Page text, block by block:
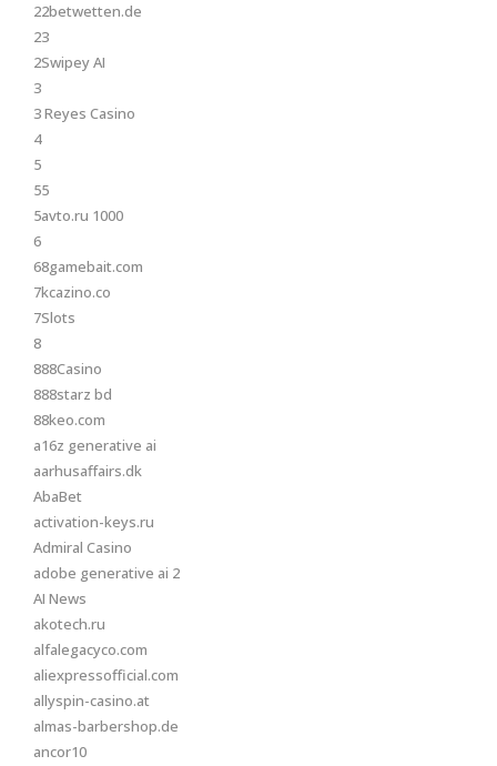
22betwetten.de
23
2Swipey AI
3
3 Reyes Casino
4
5
55
5avto.ru 1000
6
68gamebait.com
7kcazino.co
7Slots
8
888Casino
888starz bd
88keo.com
a16z generative ai
aarhusaffairs.dk
AbaBet
activation-keys.ru
Admiral Casino
adobe generative ai 2
AI News
akotech.ru
alfalegacyco.com
aliexpressofficial.com
allyspin-casino.at
almas-barbershop.de
ancor10